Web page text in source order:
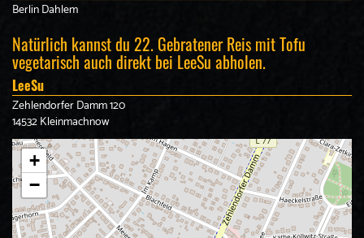
Berlin Dahlem
Natürlich kannst du 22. Gebratener Reis mit Tofu
vegetarisch auch direkt bei LeeSu abholen.
LeeSu
Zehlendorfer Damm 120
14532 Kleinmachnow
+
−